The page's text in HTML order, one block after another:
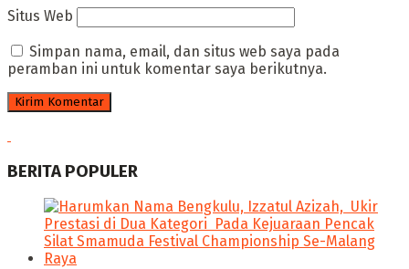
Situs Web
Simpan nama, email, dan situs web saya pada
peramban ini untuk komentar saya berikutnya.
BERITA POPULER